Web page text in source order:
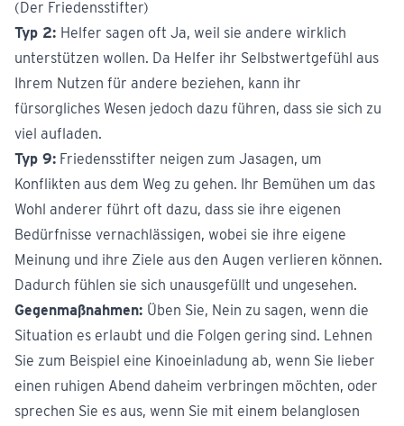
(Der Friedensstifter)
Typ 2: Helfer sagen oft Ja, weil sie andere wirklich
unterstützen wollen. Da Helfer ihr Selbstwertgefühl aus
Ihrem Nutzen für andere beziehen, kann ihr
fürsorgliches Wesen jedoch dazu führen, dass sie sich zu
viel aufladen.
Typ 9: Friedensstifter neigen zum Jasagen, um
Konflikten aus dem Weg zu gehen. Ihr Bemühen um das
Wohl anderer führt oft dazu, dass sie ihre eigenen
Bedürfnisse vernachlässigen, wobei sie ihre eigene
Meinung und ihre Ziele aus den Augen verlieren können.
Dadurch fühlen sie sich unausgefüllt und ungesehen.
Gegenmaßnahmen: Üben Sie, Nein zu sagen, wenn die
Situation es erlaubt und die Folgen gering sind. Lehnen
Sie zum Beispiel eine Kinoeinladung ab, wenn Sie lieber
einen ruhigen Abend daheim verbringen möchten, oder
sprechen Sie es aus, wenn Sie mit einem belanglosen